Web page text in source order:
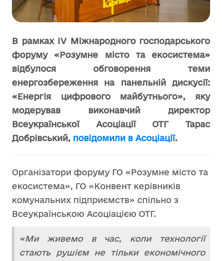
В рамках IV Міжнародного господарського
форуму «Розумне місто та екосистема»
відбулося обговорення теми
енергозбереження на панельній дискусії:
«Енергія цифрового майбутнього», яку
модерував виконавчий директор
Всеукраїнської Асоціації ОТГ Тарас
Добрівський, повідомили в Асоціації.
Організатори форуму ГО «Розумне місто та
екосистема», ГО «Конвент керівників
комунальних підприємств» спільно з
Всеукраїнською Асоціацією ОТГ.
«Ми живемо в час, коли технології
стають рушієм не тільки економічного